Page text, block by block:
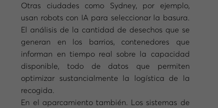
Otras ciudades como Sydney, por ejemplo,
usan robots con IA para seleccionar la basura.
El análisis de la cantidad de desechos que se
generan en los barrios, contenedores que
informan en tiempo real sobre la capacidad
disponible, todo de datos que permiten
optimizar sustancialmente la logística de la
recogida.
En el aparcamiento también. Los sistemas de